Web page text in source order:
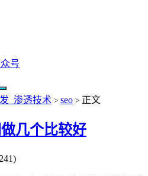
号
_渗透技术 > seo > 正文
几个比较好